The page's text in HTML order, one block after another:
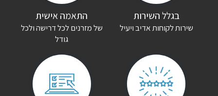
בגלל השירות
שירות לקוחות אדיב ויעיל
התאמה אישית
של מזרנים לכל דרישה ולכל
גודל